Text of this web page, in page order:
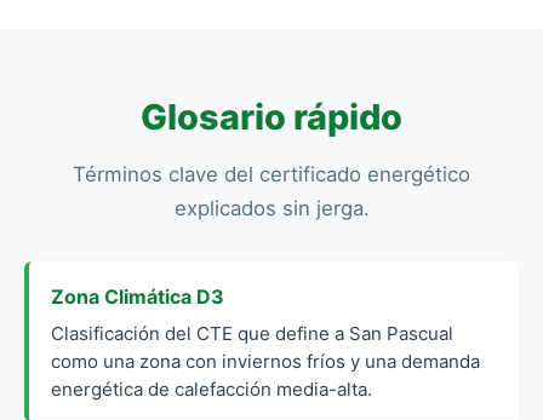
Glosario rápido
Términos clave del certificado energético
explicados sin jerga.
Zona Climática D3
Clasificación del CTE que define a San Pascual
como una zona con inviernos fríos y una demanda
energética de calefacción media-alta.